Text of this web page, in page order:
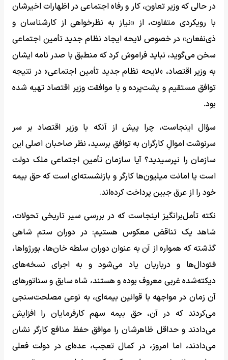
در حالی که وزیر تعاون، کار و رفاه اجتماعی در اظهارات اخیرشان
با رویکردی متفاوت، از «نیاز به نظرخواهی از کارشناسان و
ذی‌نفعان» در خصوص لایحه ایجاد نظام جدید تأمین اجتماعی
سخن می‌گوید، نباید فراموش کرد که منطبق با صدر نامه ایشان
به وزیر اقتصاد، «لایحه نظام جدید تأمین اجتماعی» در نتیجه‌
توافق مستقیم و پشت‌پرده و با موافقت وزیر اقتصاد تهیه شده
بود.
سؤال اینجاست، چرا پیش از آنکه با وزیر اقتصاد بر سر
سرنوشت اموالِ کارگران به توافق برسید، نظر صاحبان اصلی این
سازمان را نپرسیدید؟ آیا سازمان تأمین اجتماعی ملک دولت
است یا امانت میلیون‌ها کارگر و بازنشسته‌ای است که حق بیمه‌
خود را از عرق جبین پرداخت کرده‌اند.
نکته‌ تأمل‌برانگیز اینجاست که در بررسی سیر تاریخی تحولات،
شاهد یک تناقض معکوس هستیم: در دوران ستم شاهی
گذشته که همواره از آن به عنوان دوران سلطه‌ خان‌ها، بورژواها،
فئودال‌ها و درباریان یاد می‌شود و به اجرای نسخه‌های
دیکته‌شده‌ غربی معروف بوده و هستند، شاه سابق و سناتورهای
آن زمان در مواجهه با قوانین بیمه‌ای، به نوعی مصلحت‌سنجی
می‌کردند که در آن، حق بیمه‌ سهم کارفرمایان را افزایش
می‌دادند و حداقل ظاهرشان را موافق حفظ منافع کارگر نشان
می‌دادند، اما امروز، در کمال تعجب، عده‌ای در دولت فعلی